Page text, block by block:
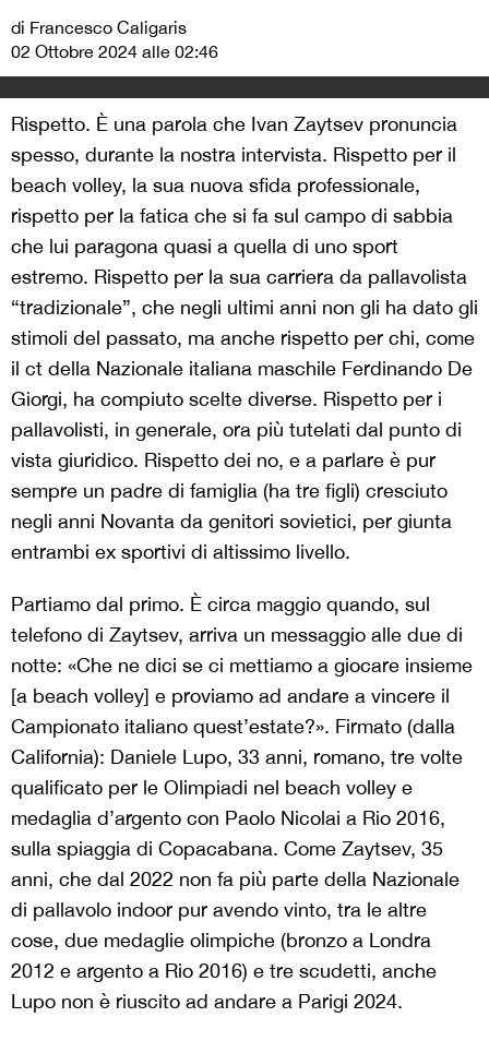
di Francesco Caligaris
02 Ottobre 2024 alle 02:46
Rispetto. È una parola che Ivan Zaytsev pronuncia
spesso, durante la nostra intervista. Rispetto per il
beach volley, la sua nuova sfida professionale,
rispetto per la fatica che si fa sul campo di sabbia
che lui paragona quasi a quella di uno sport
estremo. Rispetto per la sua carriera da pallavolista
“tradizionale”, che negli ultimi anni non gli ha dato gli
stimoli del passato, ma anche rispetto per chi, come
il ct della Nazionale italiana maschile Ferdinando De
Giorgi, ha compiuto scelte diverse. Rispetto per i
pallavolisti, in generale, ora più tutelati dal punto di
vista giuridico. Rispetto dei no, e a parlare è pur
sempre un padre di famiglia (ha tre figli) cresciuto
negli anni Novanta da genitori sovietici, per giunta
entrambi ex sportivi di altissimo livello.
Partiamo dal primo. È circa maggio quando, sul
telefono di Zaytsev, arriva un messaggio alle due di
notte: «Che ne dici se ci mettiamo a giocare insieme
[a beach volley] e proviamo ad andare a vincere il
Campionato italiano quest’estate?». Firmato (dalla
California): Daniele Lupo, 33 anni, romano, tre volte
qualificato per le Olimpiadi nel beach volley e
medaglia d’argento con Paolo Nicolai a Rio 2016,
sulla spiaggia di Copacabana. Come Zaytsev, 35
anni, che dal 2022 non fa più parte della Nazionale
di pallavolo indoor pur avendo vinto, tra le altre
cose, due medaglie olimpiche (bronzo a Londra
2012 e argento a Rio 2016) e tre scudetti, anche
Lupo non è riuscito ad andare a Parigi 2024.